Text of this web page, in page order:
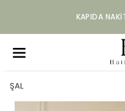
KAPIDA
ŞAL